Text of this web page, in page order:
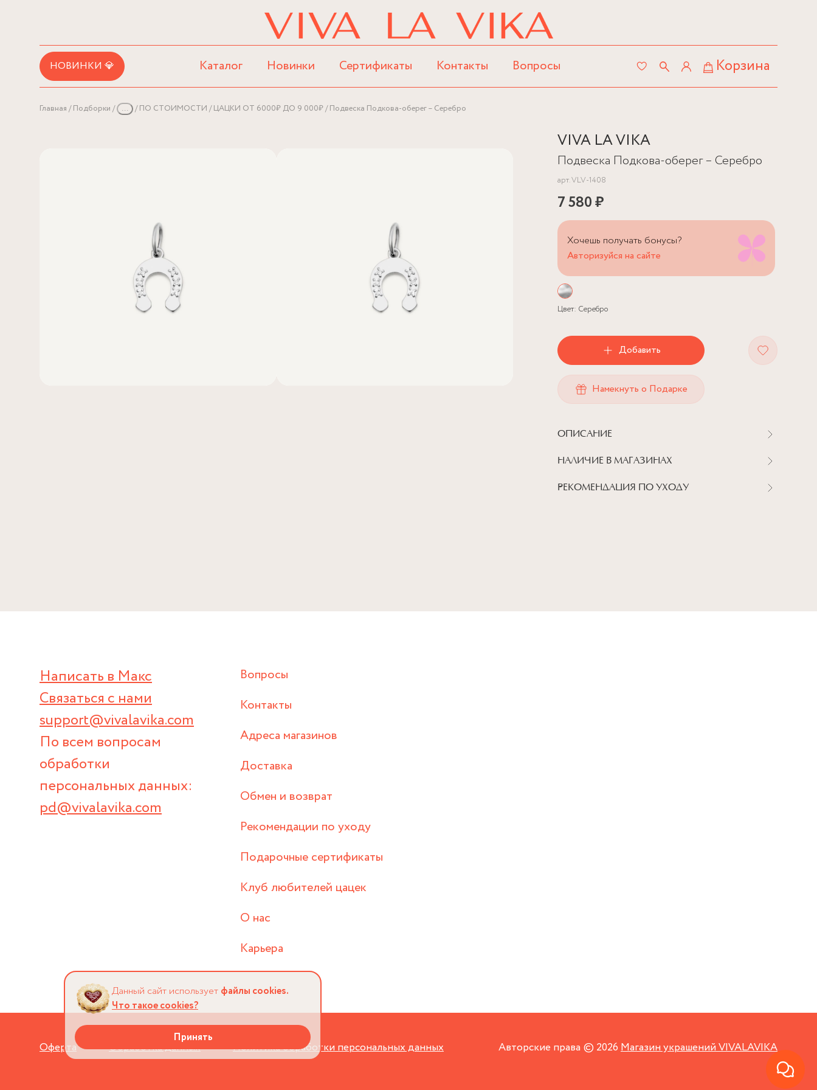
НОВИНКИ 💎 Каталог Новинки Сертификаты Контакты Вопросы Корзина
Главная Подборки ... ПО СТОИМОСТИ ЦАЦКИ ОТ 6000₽ ДО 9 000₽ Подвеска Подкова-оберег – Серебро
VIVA LA VIKA
Подвеска Подкова-оберег – Серебро
арт.VLV-1408
7 580 ₽
Хочешь получать бонусы?
Авторизуйся на сайте
Цвет: Серебро
Добавить
Намекнуть о Подарке
ОПИСАНИЕ
НАЛИЧИЕ В МАГАЗИНАХ
РЕКОМЕНДАЦИЯ ПО УХОДУ
Написать в Макс
Связаться с нами
support@vivalavika.com
По всем вопросам
обработки
персональных данных:
pd@vivalavika.com
Вопросы
Контакты
Адреса магазинов
Доставка
Обмен и возврат
Рекомендации по уходу
Подарочные сертификаты
Клуб любителей цацек
О нас
Карьера
Оферта Обработка данных Политика обработки персональных данных Авторские права © 2026Магазин украшений VIVALAVIKA
Данный сайт использует файлы cookies.
Что такое cookies?
Принять